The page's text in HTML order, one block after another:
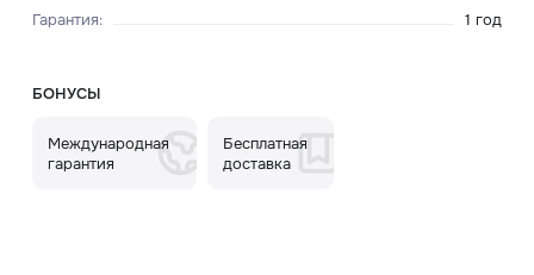
Гарантия: 1 год
БОНУСЫ
Международная
гарантия
Бесплатная
доставка